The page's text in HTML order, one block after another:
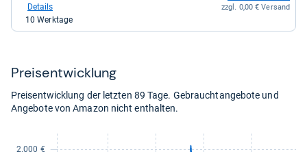
HGW-
zzgl. 0,00 € Versand
Details
10 Werktage
Preis­ent­wick­lung
Preisentwicklung der letzten 89 Tage. Gebrauchtangebote und
Angebote von Amazon nicht enthalten.